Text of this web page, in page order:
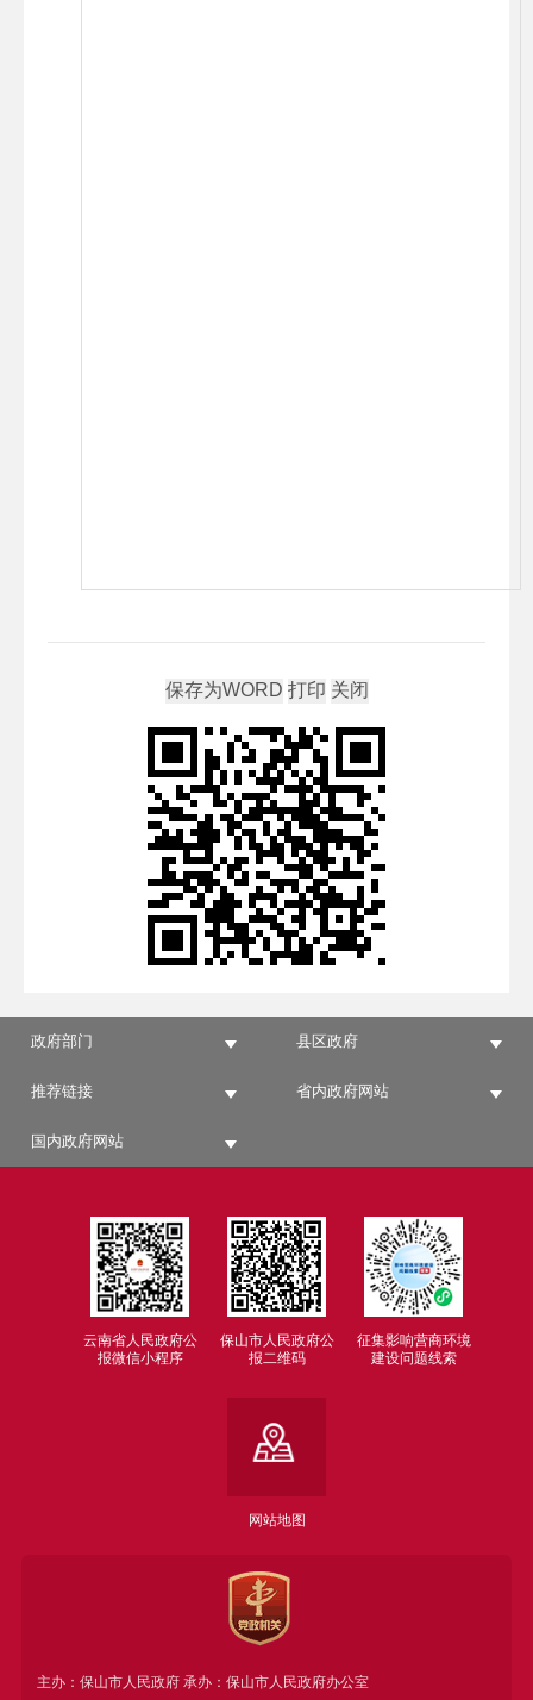
政府部门 县区政府
推荐链接 省内政府网站
国内政府网站
云南省人民政府公
报微信小程序
保山市人民政府公
报二维码
征集影响营商环境
建设问题线索
网站地图
主办：保山市人民政府 承办：保山市人民政府办公室